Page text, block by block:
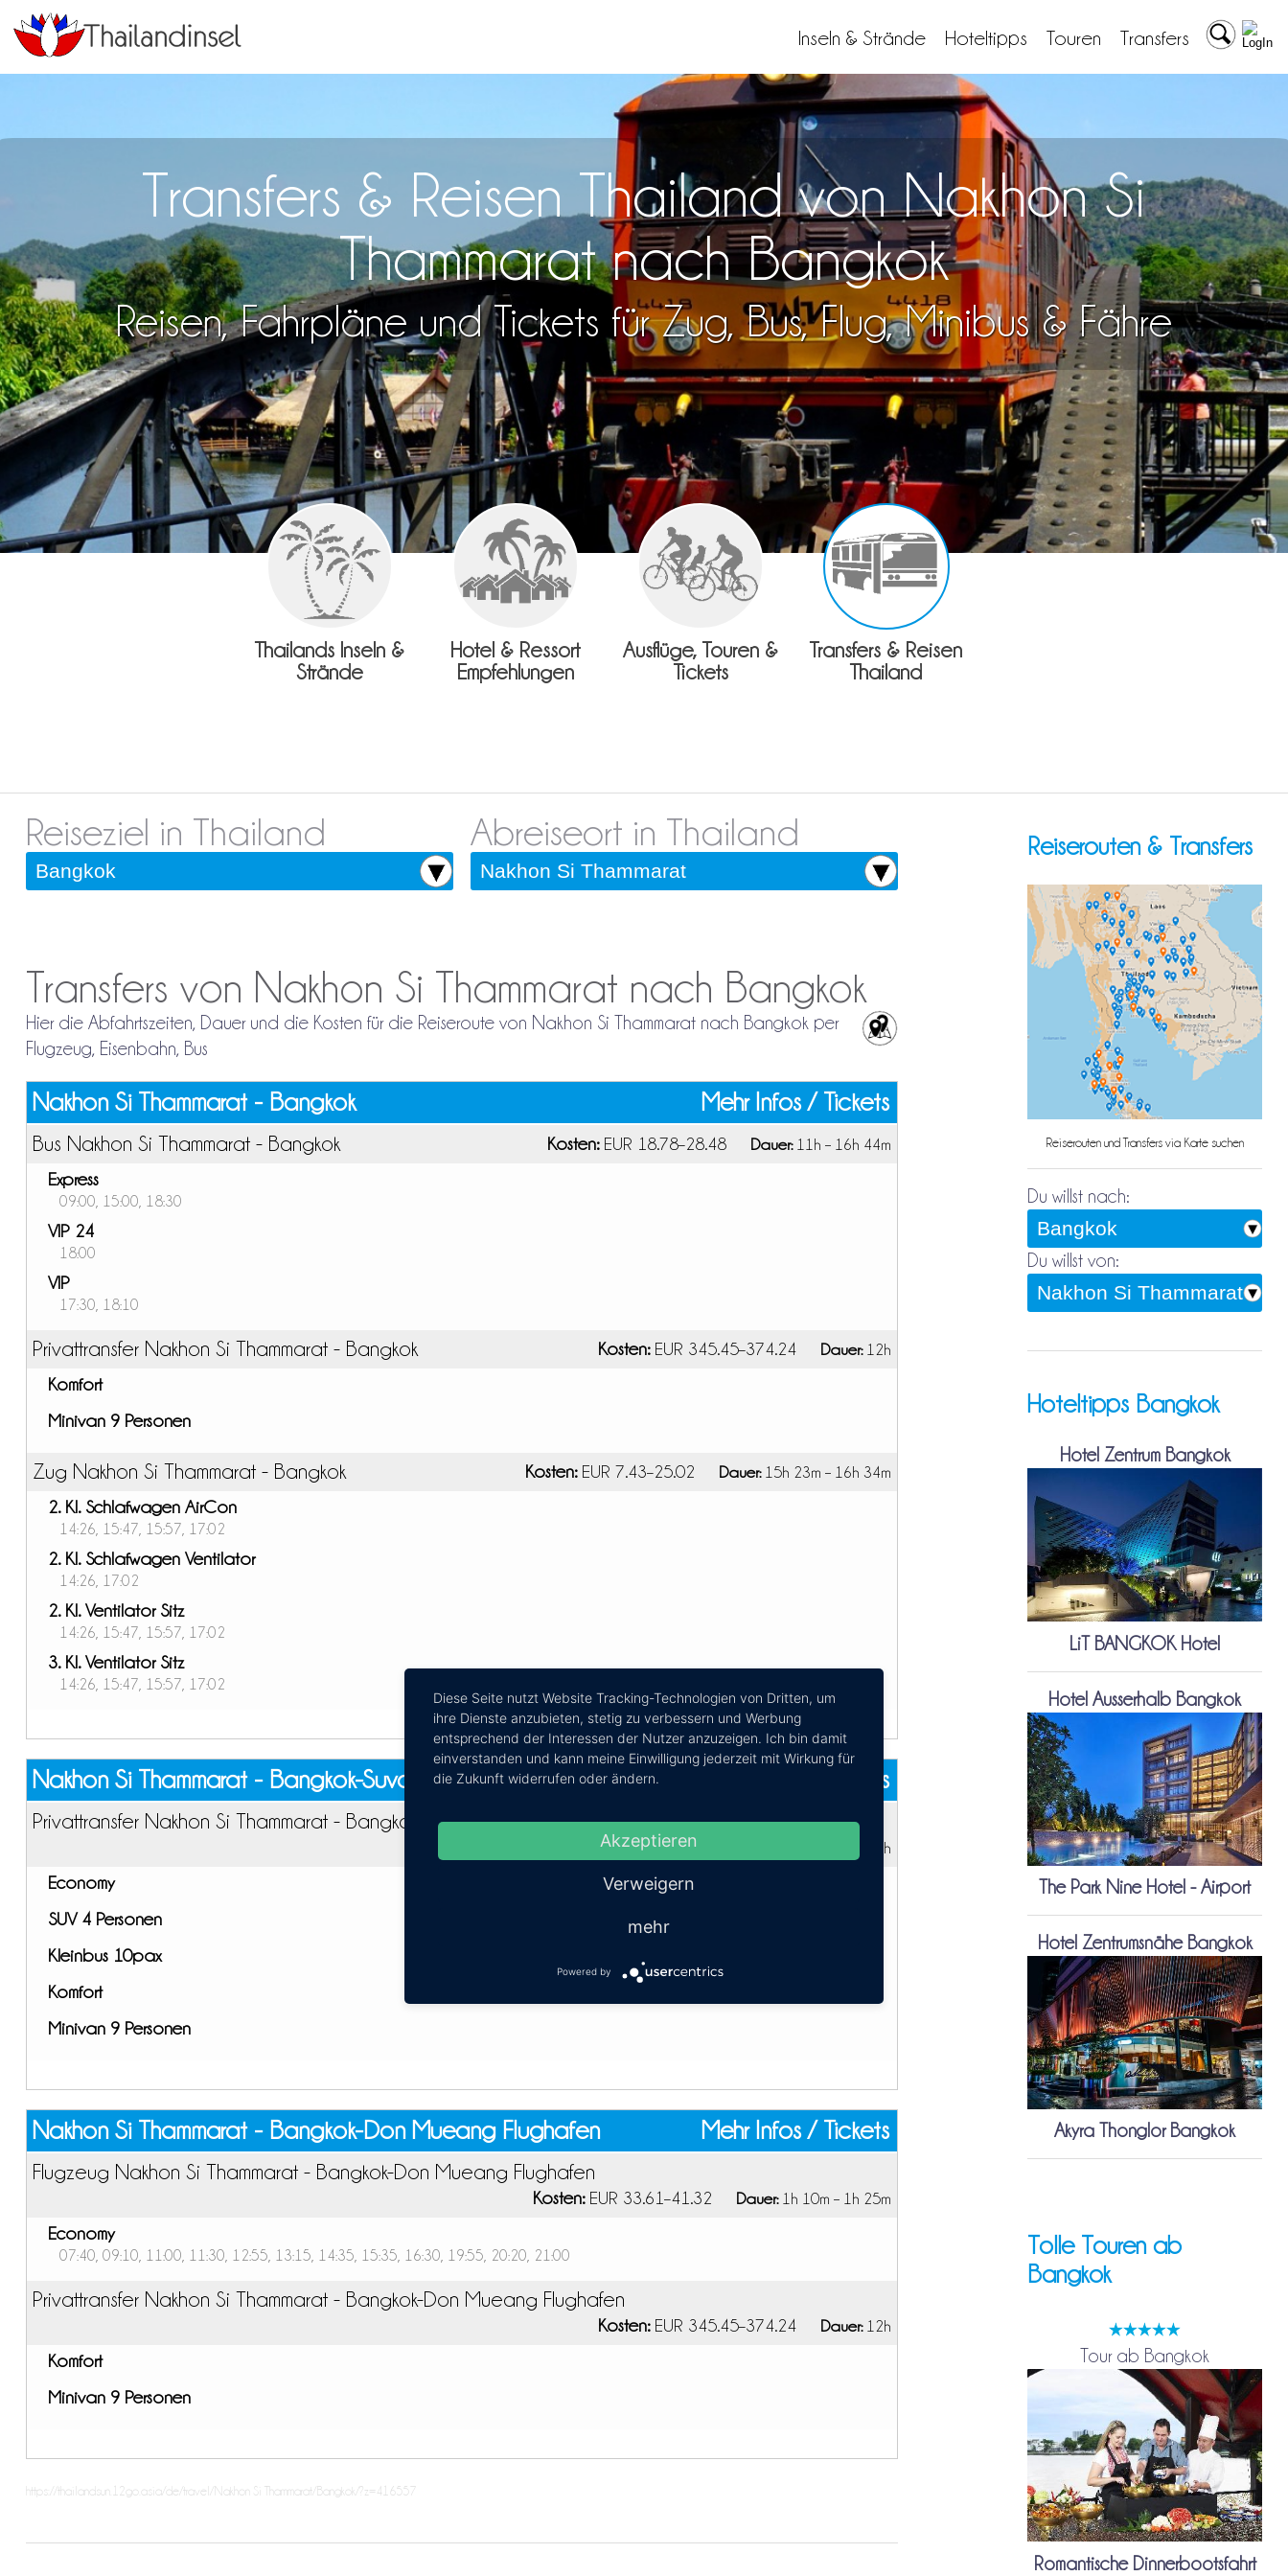
Transfers
Touren
Hoteltipps
Inseln & Strände
Transfers & Reisen Thailand von Nakhon Si
Thammarat nach Bangkok
Reisen, Fahrpläne und Tickets für Zug, Bus, Flug, Minibus & Fähre
Thailands Inseln &
Strände
Hotel & Ressort
Empfehlungen
Ausflüge, Touren &
Tickets
Transfers & Reisen
Thailand
Reiseziel in Thailand Abreiseort in Thailand
Transfers von Nakhon Si Thammarat nach Bangkok
Hier die Abfahrtszeiten, Dauer und die Kosten für die Reiseroute von Nakhon Si Thammarat nach Bangkok per
Flugzeug, Eisenbahn, Bus
Nakhon Si Thammarat - Bangkok Mehr Infos / Tickets
Bus Nakhon Si Thammarat - Bangkok Kosten:EUR 18.78–28.48 Dauer:11h – 16h 44m
Express
09:00, 15:00, 18:30
VIP 24
18:00
VIP
17:30, 18:10
Privattransfer Nakhon Si Thammarat - Bangkok Kosten:EUR 345.45–374.24 Dauer:12h
Komfort
Minivan 9 Personen
Zug Nakhon Si Thammarat - Bangkok Kosten:EUR 7.43–25.02 Dauer:15h 23m – 16h 34m
2. Kl. Schlafwagen AirCon
14:26, 15:47, 15:57, 17:02
2. Kl. Schlafwagen Ventilator
14:26, 17:02
2. Kl. Ventilator Sitz
14:26, 15:47, 15:57, 17:02
3. Kl. Ventilator Sitz
14:26, 15:47, 15:57, 17:02
Nakhon Si Thammarat - Bangkok-Suvarnabhumi Flughafen Mehr Infos / Tickets
Privattransfer Nakhon Si Thammarat - Bangkok-Suvarnabhumi Flughafen
Kosten:EUR 345.45–544.09 12h
Economy
SUV 4 Personen
Kleinbus 10pax
Komfort
Minivan 9 Personen
Nakhon Si Thammarat - Bangkok-Don Mueang Flughafen Mehr Infos / Tickets
Flugzeug Nakhon Si Thammarat - Bangkok-Don Mueang Flughafen
Kosten:EUR 33.61–41.32 Dauer:1h 10m – 1h 25m
Economy
07:40, 09:10, 11:00, 11:30, 12:55, 13:15, 14:35, 15:35, 16:30, 19:55, 20:20, 21:00
Privattransfer Nakhon Si Thammarat - Bangkok-Don Mueang Flughafen
Kosten:EUR 345.45–374.24 Dauer:12h
Komfort
Minivan 9 Personen
https://thailandsun.12go.asia/de/travel/Nakhon Si Thammarat/Bangkok/?z=416557
Reiserouten & Transfers
Reiserouten und Transfers via Karte suchen
Du willst nach:
Du willst von:
Hoteltipps Bangkok
Hotel Zentrum Bangkok
LiT BANGKOK Hotel
Hotel Ausserhalb Bangkok
The Park Nine Hotel - Airport
Hotel Zentrumsnähe Bangkok
Akyra Thonglor Bangkok
Tolle Touren ab
Bangkok
Tour ab Bangkok
Romantische Dinnerbootsfahrt
Diese Seite nutzt Website Tracking-Technologien von Dritten, um
ihre Dienste anzubieten, stetig zu verbessern und Werbung
entsprechend der Interessen der Nutzer anzuzeigen. Ich bin damit
einverstanden und kann meine Einwilligung jederzeit mit Wirkung für
die Zukunft widerrufen oder ändern.
Akzeptieren
Verweigern
mehr
Powered by